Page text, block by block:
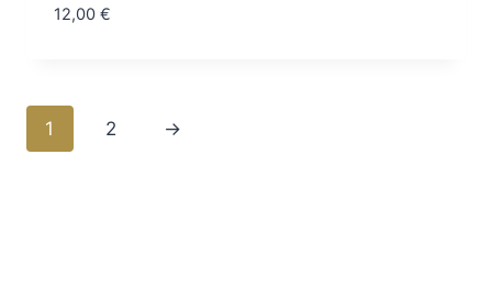
12,00 €
1 2 →